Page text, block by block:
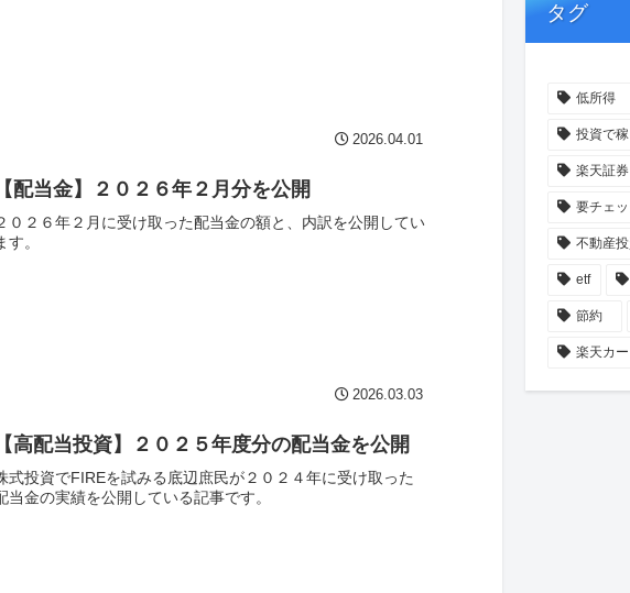
2026.04.01
配当金】２０２６年２月分を公開
０２６年２月に受け取った配当金の額と、内訳を公開してい
す。
2026.03.03
高配当投資】２０２５年度分の配当金を公開
式投資でFIREを試みる底辺庶民が２０２４年に受け取った
当金の実績を公開している記事です。
タグ
低所得
投資で
楽天証券
要チェッ
不動産
etf
節約
楽天カ